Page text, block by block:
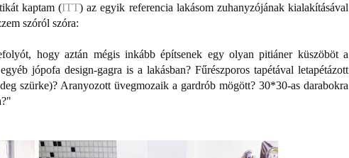
kaptam (ITT) az egyik referencia lakásom zuhanyzójának kialakításával
szóról szóra:
hogy aztán mégis inkább építsenek egy olyan pitiáner küszöböt a
jópofa design-gagra is a lakásban? Fűrészporos tapétával letapétázott
szürke)? Aranyozott üvegmozaik a gardrób mögött? 30*30-as darabokra